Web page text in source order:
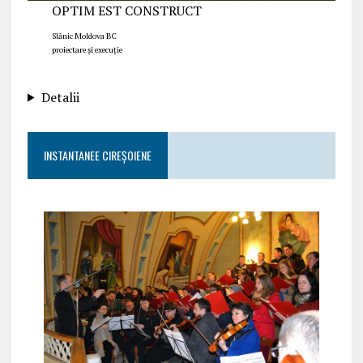
OPTIM EST CONSTRUCT
Slănic Moldova BC
proiectare și execuție
Detalii
INSTANTANEE CIREȘOIENE